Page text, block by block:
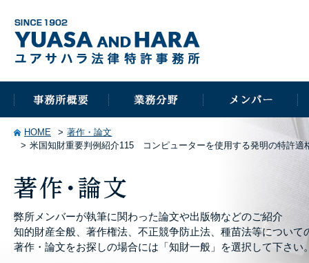
HOME
著作・論文
米国知財重要判例紹介115 コンピューターを使用する発明の特許
弊所メンバーが執筆に関わった論文や出版物などのご紹介
知的財産全般、著作権法、不正競争防止法、種苗法等について
著作・論文をお探しの場合には「知財一般」を選択して下さい